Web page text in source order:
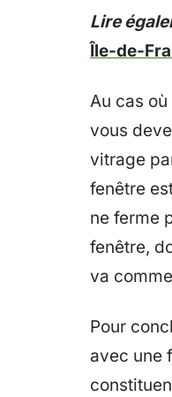
Lire
Île-de-
Au cas
vous
vitrage
fenêtre
ne ferme
fenêtre,
va
Pour
avec une